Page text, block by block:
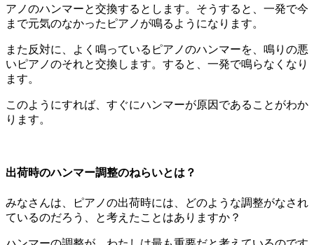
アノのハンマーと交換するとします。そうすると、一発で今
まで元気のなかったピアノが鳴るようになります。
また反対に、よく鳴っているピアノのハンマーを、鳴りの悪
いピアノのそれと交換します。すると、一発で鳴らなくなり
ます。
このようにすれば、すぐにハンマーが原因であることがわか
ります。
出荷時のハンマー調整のねらいとは？
みなさんは、ピアノの出荷時には、どのような調整がなされ
ているのだろう、と考えたことはありますか？